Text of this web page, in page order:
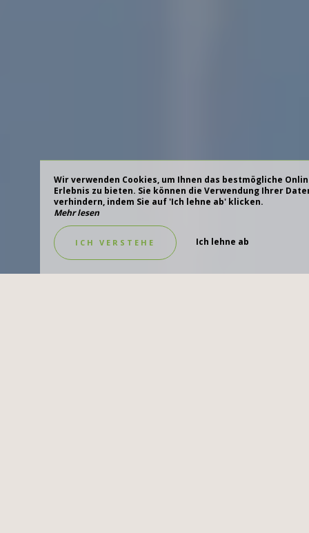
Wir verwenden Cookies, um Ihnen das bestmögliche
Erlebnis zu bieten. Sie können die Verwendung Ihrer
verhindern, indem Sie auf 'Ich lehne ab' klicken.
Mehr lesen
ICH VERSTEHE Ich lehne ab